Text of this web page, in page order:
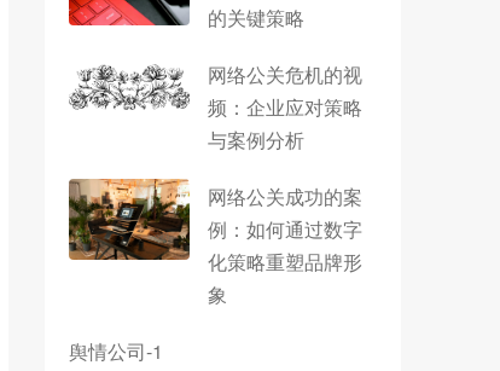
的关键策略
网络公关危机的视
频：企业应对策略
与案例分析
网络公关成功的案
例：如何通过数字
化策略重塑品牌形
象
舆情公司-1